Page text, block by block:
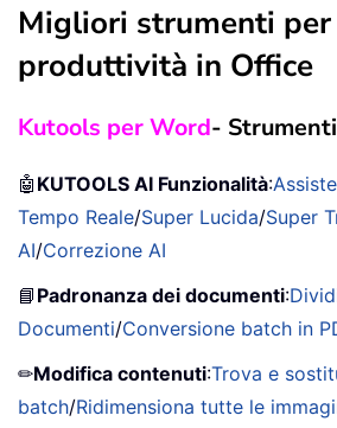
Migliori strumenti
produttività in Office
Kutools per Word-
🤖 KUTOOLS AI Funzionalità:
Tempo Reale/Super Lucida/Super
AI/Correzione AI
📘 Padronanza dei documenti:
Documenti/Conversione batch in
✏Modifica contenuti:Trova e
batch/Ridimensiona tutte le